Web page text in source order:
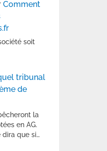
Comment
soit
tribunal
de
la
en AG.
que si…